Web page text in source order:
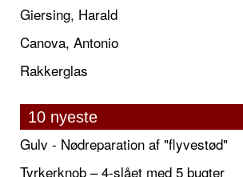
Giersing, Harald
Canova, Antonio
Rakkerglas
10 nyeste
Gulv - Nødreparation af "flyvestød"
Tyrkerknob – 4-slået med 5 bugter